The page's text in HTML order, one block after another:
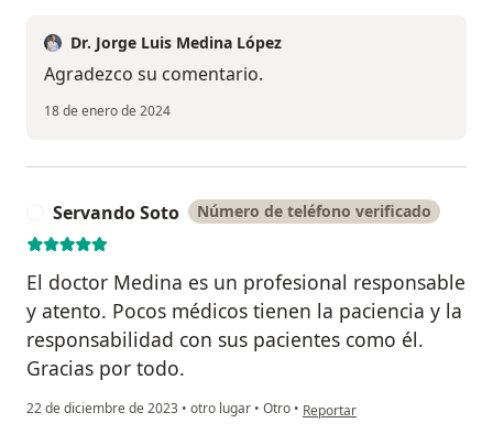
Dr. Jorge Luis Medina López
Agradezco su comentario.
18 de enero de 2024
Servando Soto Número de teléfono verificado
El doctor Medina es un profesional responsable
y atento. Pocos médicos tienen la paciencia y la
responsabilidad con sus pacientes como él.
Gracias por todo.
22 de diciembre de 2023 • otro lugar • Otro • en opinión del usuario
Reportar